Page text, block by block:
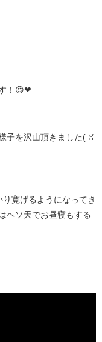
！😍❤
子を沢山頂きました( ꈍ
寛げるようになってき
ヘソ天でお昼寝もする